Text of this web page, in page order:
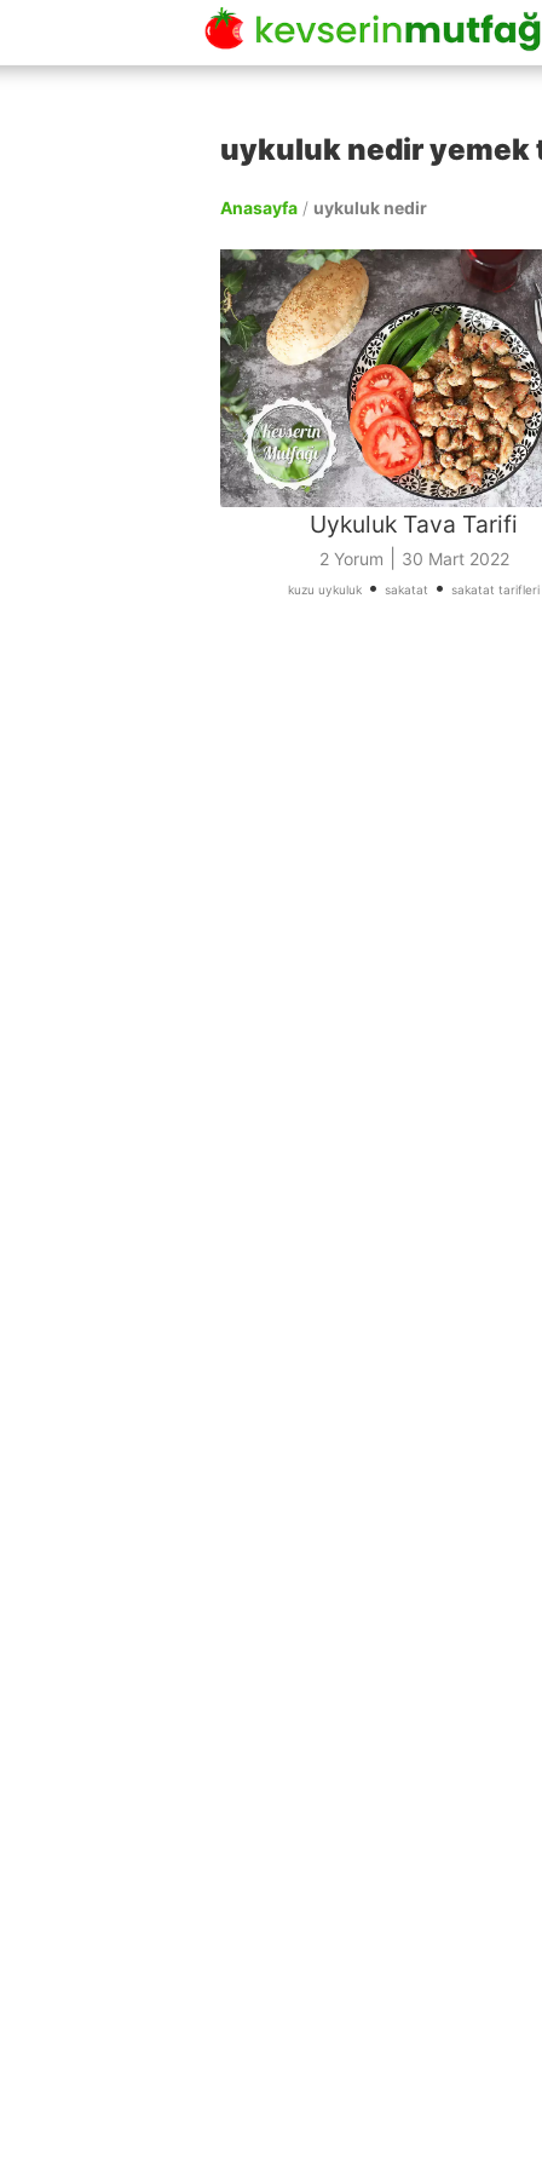
uykuluk nedir yemek
Anasayfa / uykuluk nedir
Uykuluk Tava Tarifi
2 Yorum 30 Mart 2022
kuzu uykuluk • sakatat • sakatat tarifleri